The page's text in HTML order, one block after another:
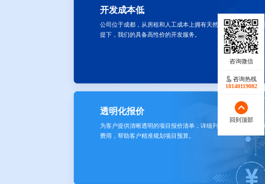
开发成本低
公司位于成都，从房租和人工成本上拥有天然的成本优势，在
提下，我们的具备高性价的开发服务。
透明化报价
为客户提供清晰透明的项目报价清单，详细列明每项服务的具
费用，帮助客户精准规划项目预算。
咨询热线
18140119082
回到顶部